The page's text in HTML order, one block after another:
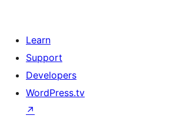
Learn
Support
Developers
WordPress.tv
↗